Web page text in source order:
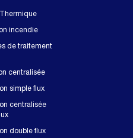
incendie
de traitement
centralisée
simple flux
centralisée
double flux